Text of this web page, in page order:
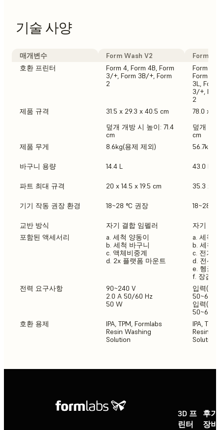
기술 사양
매개변수 Form Wash V2
Form
호환 프린터
Form 4, Form 4B, Form
3/+, Form 3B/+, Form
2
Form
Form 4,
3L,
3/+,
2
제품 규격
31.5 x 29.3 x 40.5 cm
덮개 개방 시 높이: 71.4
cm
78.0 x
덮개 개
cm
제품 무게
8.6kg(용제 제외) 56.7kg(
바구니 용량 14.4 L 43.0 L
파트 최대 규격 20 x 14.5 x 19.5 cm 35.3 x
기기 작동 권장 환경 18~28 °C 권장 18~28
교반 방식 자기 결합 임펠러
자기 결
포함된 액세서리
a. 세척 양동이
b. 세척 바구니
c. 액체비중계
d. 2x 플랫폼 마운트
a. 세척
b. 세척
c. 전기
d. 전선
e. 헹굼
f. 장갑
전력 요구사항
90~240 V
2.0 A 50/60 Hz
50 W
입력
입력
호환 용제
IPA, TPM, Formlabs
Resin Washing
Solution
IPA,
Resin
Solution
3D 프
린터
후
장비